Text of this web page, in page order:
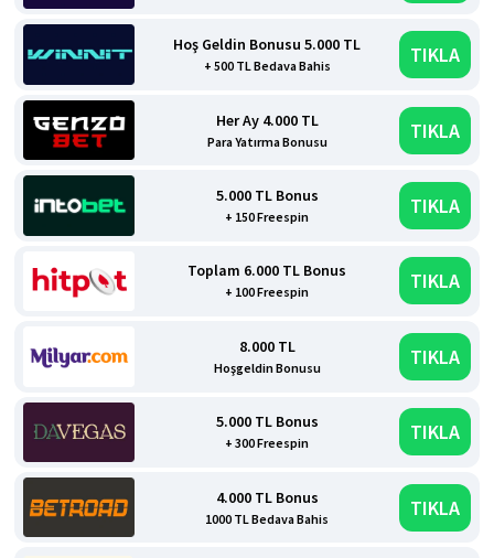
Hoş Geldin Bonusu 5.000 TL
+ 500 TL Bedava Bahis TIKLA
Her Ay 4.000 TL
Para Yatırma Bonusu TIKLA
5.000 TL Bonus
+ 150 Freespin TIKLA
Toplam 6.000 TL Bonus
+ 100 Freespin TIKLA
8.000 TL
Hoşgeldin Bonusu TIKLA
5.000 TL Bonus
+ 300 Freespin TIKLA
4.000 TL Bonus
1000 TL Bedava Bahis TIKLA